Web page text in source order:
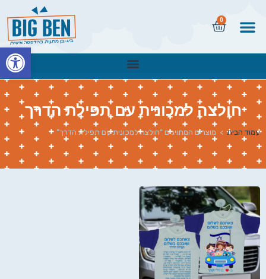
0
חולצה למכונית עם תפילת הדרך
עמוד הבית > מוצרים המתויגים “חולצה למכונית עם תפילת הדרך”